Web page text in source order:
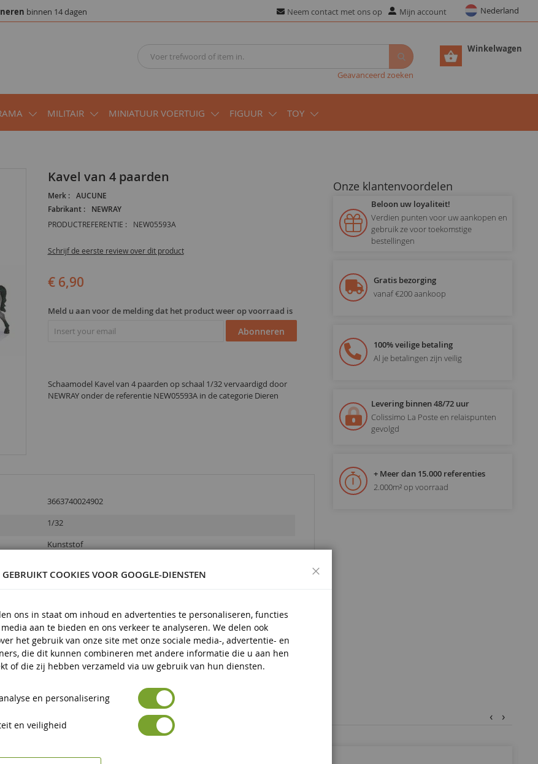
binnen 14 dagen Neem contact met ons op Mijn account Nederland
Winkelwagen
Geavanceerd zoeken
MILITAIR MINIATUUR VOERTUIG FIGUUR TOY
Kavel van 4 paarden
Merk :
AUCUNE
Fabrikant :
NEWRAY
PRODUCTREFERENTIE : NEW05593A
Schrijf de eerste review over dit product
€ 6,90
Meld u aan voor de melding dat het product weer op voorraad is
Abonneren
Schaamodel Kavel van 4 paarden op schaal 1/32 vervaardigd door
NEWRAY onder de referentie NEW05593A in de categorie Dieren
3663740024902
1/32
Kunststof
Marquage CE
Onze klantenvoordelen
Beloon uw loyaliteit!
Verdien punten voor uw aankopen en
gebruik ze voor toekomstige
bestellingen
Gratis bezorging
vanaf €200 aankoop
100% veilige betaling
Al je betalingen zijn veilig
Levering binnen 48/72 uur
Colissimo La Poste en relaispunten
gevolgd
+ Meer dan 15.000 referenties
2.000m² op voorraad
‹ ›
GEBRUIKT COOKIES VOOR GOOGLE-DIENSTEN
ons in staat om inhoud en advertenties te personaliseren, functies
aan te bieden en ons verkeer te analyseren. We delen ook
het gebruik van onze site met onze sociale media-, advertentie- en
die dit kunnen combineren met andere informatie die u aan hen
of die zij hebben verzameld via uw gebruik van hun diensten.
en personalisering
en veiligheid